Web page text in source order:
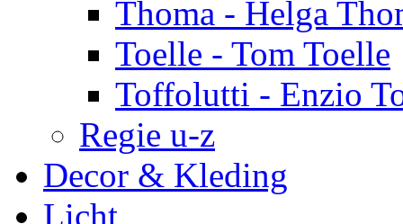
Thoma - Helga
Toelle - Tom Toelle
Toffolutti - Enzio
Regie u-z
Decor & Kleding
Licht